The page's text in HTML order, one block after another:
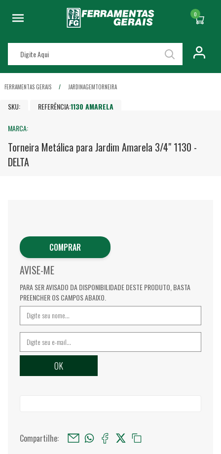
0
FERRAMENTAS GERAIS JARDINAGEMTORNEIRA
SKU: REFERÊNCIA:1130 AMARELA
MARCA:
Torneira Metálica para Jardim Amarela 3/4" 1130 -
DELTA
COMPRAR
AVISE-ME
PARA SER AVISADO DA DISPONIBILIDADE DESTE PRODUTO, BASTA
PREENCHER OS CAMPOS ABAIXO.
Compartilhe: